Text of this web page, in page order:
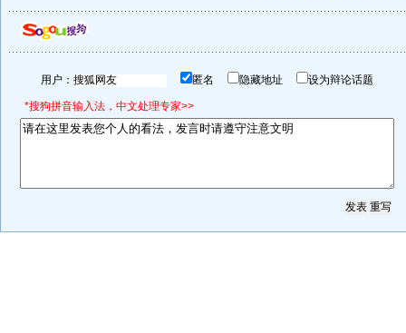
用户： 匿名 隐藏地址 设为辩论话题
*搜狗拼音输入法，中文处理专家>>